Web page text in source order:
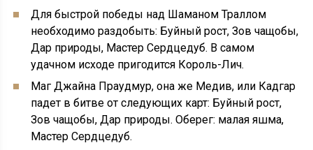
Для быстрой победы над Шаманом Траллом
необходимо раздобыть: Буйный рост, Зов чащобы,
Дар природы, Мастер Сердцедуб. В самом
удачном исходе пригодится Король-Лич.
Маг Джайна Праудмур, она же Медив, или Кадгар
падет в битве от следующих карт: Буйный рост,
Зов чащобы, Дар природы. Оберег: малая яшма,
Мастер Сердцедуб.